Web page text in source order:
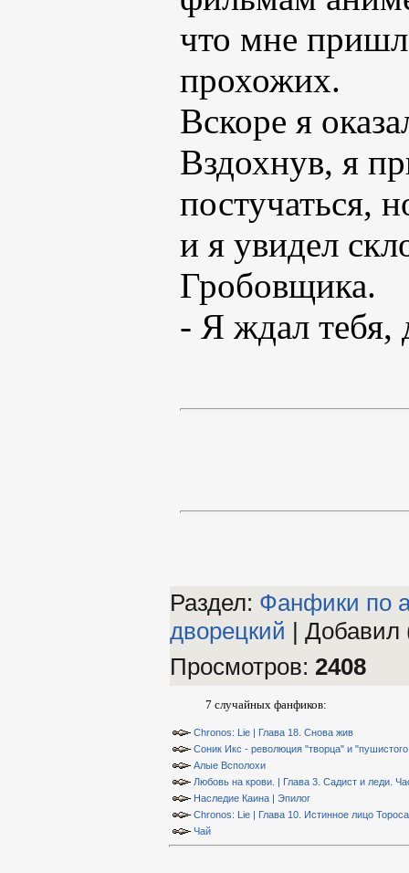
что мне
прохожих.
Вскоре я
Вздохнув, я
постучаться,
и я увидел
Гробовщика.
- Я ждал тебя,
Раздел: Фанфики по
дворецкий | Добавил
Просмотров: 2408
7 случайных фанфиков:
Chronos: Lie | Глава 18. Снова жив
Соник Икс - революция "творца" и
Алые Всполохи
Любовь на крови. | Глава 3. Садист и леди.
Наследие Каина | Эпилог
Chronos: Lie | Глава 10. Истинное лицо Тороса
Чай